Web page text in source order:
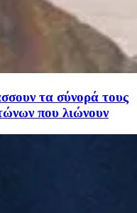
τα σύνορά τους
που λιώνουν